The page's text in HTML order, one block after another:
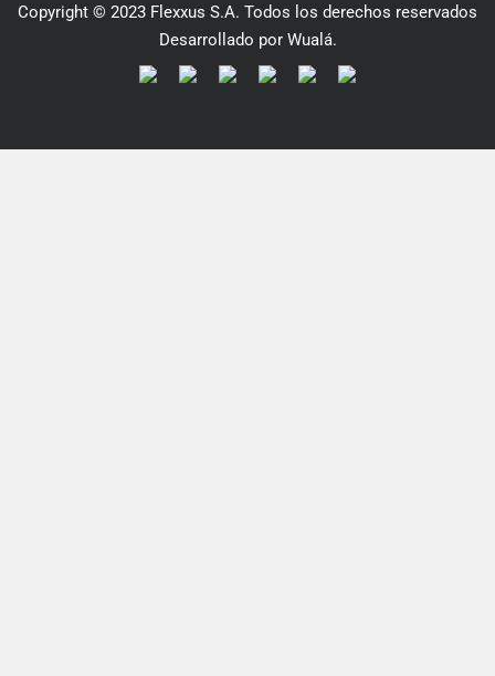
Copyright © 2023 Flexxus S.A. Todos los derechos reservados
Desarrollado por Wualá.